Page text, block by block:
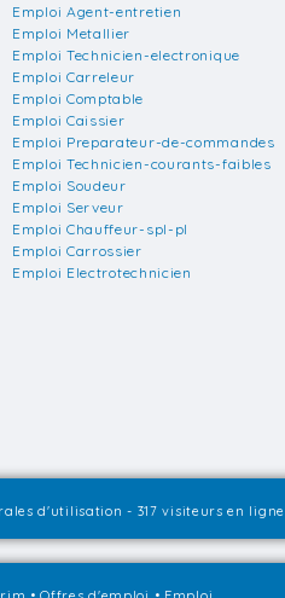
Emploi Agent-entretien
Emploi Metallier
Emploi Technicien-electronique
Emploi Carreleur
Emploi Comptable
Emploi Caissier
Emploi Preparateur-de-commandes
Emploi Technicien-courants-faibles
Emploi Soudeur
Emploi Serveur
Emploi Chauffeur-spl-pl
Emploi Carrossier
Emploi Electrotechnicien
d'utilisation - 317 visiteurs en ligne